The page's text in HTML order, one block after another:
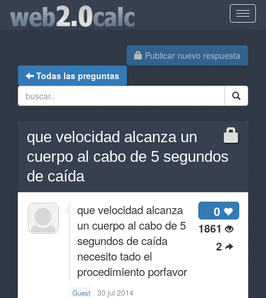
Publicar nuevo respuesta
Todas las preguntas
que velocidad alcanza un
cuerpo al cabo de 5 segundos
de caída
0
1861
2
que velocidad alcanza
un cuerpo al cabo de 5
segundos de caída
necesito tado el
procedimiento porfavor
Guest 30 jul 2014